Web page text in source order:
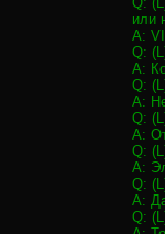
или
A:
Q:
A:
Q:
A:
Q:
A:
Q:
A:
Q:
A:
Q: